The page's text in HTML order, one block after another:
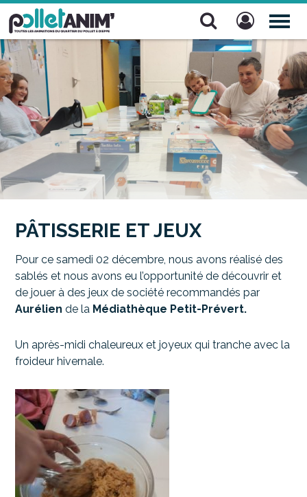
Pollet Anim'
PÂTISSERIE ET JEUX
Pour ce samedi 02 décembre, nous avons réalisé des
sablés et nous avons eu l’opportunité de découvrir et
de jouer à des jeux de société recommandés par
Aurélien de la Médiathèque Petit-Prévert.
Un après-midi chaleureux et joyeux qui tranche avec la
froideur hivernale.